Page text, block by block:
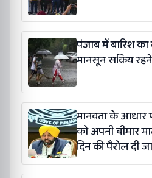
पंजाब में बारिश
मानसून सक्रिय
मानवता के आधार
को अपनी बीमार
दिन की पैरोल दी
सिंह मान